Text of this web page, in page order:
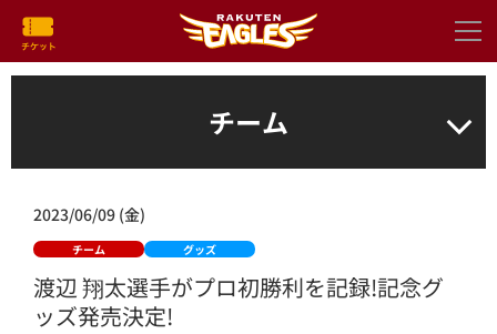
チーム
2023/06/09 (金)
チーム グッズ
渡辺 翔太選手がプロ初勝利を記録!記念グ
ッズ発売決定!